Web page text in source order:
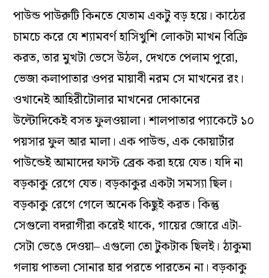
পাউন্ড পাউরুটি কিনতে যেতাম একটু বড় হয়ে। কাঠের
চামচে করে যে শ‌্যামবর্ণ হাসিখুশি লোকটা মাখন বিক্রি
করত, তার মুখটা ভেসে উঠল, দেখতে পেলাম পুরো,
ভেজা কলাপাতার ওপর মায়াবী নরম সে মাখনের রং।
ওখানেই আহিরীটোলার মাখনের দোকানের
উল্টোদিকেই বসত ফুলওয়ালা। শালপাতার প‌্যাকেটে ১০
পয়সার ফুল আর মালা। এক পাউন্ড, এক কোয়ার্টার
পাউন্ডেই আমাদের ফাস্ট ব্রেক করা হয়ে যেত। যদি না
বড়কাকু রেগে যেত। বড়কাকুর একটা সমস‌্যা ছিল।
বড়কাকু রেগে গেলে অনেক কিছুই করত। কিন্তু
সেগুলো বদরাগীরা করেই থাকে, গায়ের জোরে এটা-
সেটা ভেঙে দেওয়া– এগুলো তো টুকটাক ছিলই। ঠাকুমা
গলায় পাতলা সোনার হার পরতে পারতেন না। বড়কাকু